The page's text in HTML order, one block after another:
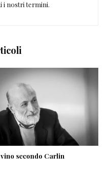
i nostri termini.
secondo Carlin